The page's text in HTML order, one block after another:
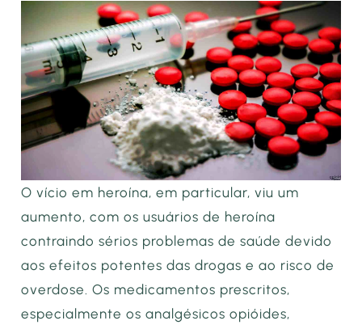
O vício em heroína, em particular, viu um
aumento, com os usuários de heroína
contraindo sérios problemas de saúde devido
aos efeitos potentes das drogas e ao risco de
overdose. Os medicamentos prescritos,
especialmente os analgésicos opióides,